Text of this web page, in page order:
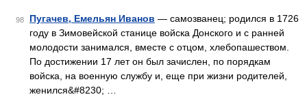
98 Пугачев, Емельян Иванов — самозванец; родился в 1726
году в Зимовейской станице войска Донского и с ранней
молодости занимался, вместе с отцом, хлебопашеством.
По достижении 17 лет он был зачислен, по порядкам
войска, на военную службу и, еще при жизни родителей,
женился&#8230; …